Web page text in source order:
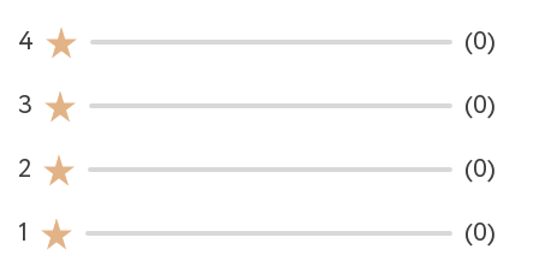
4
(0)
3
(0)
2
(0)
1
(0)